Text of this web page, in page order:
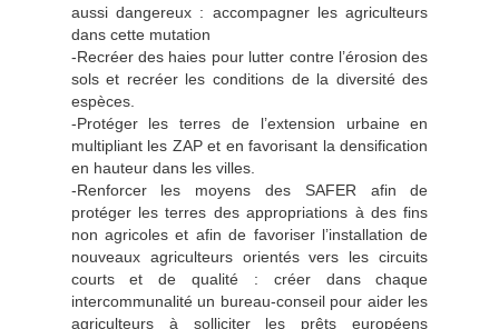
aussi dangereux : accompagner les agriculteurs
dans cette mutation
-Recréer des haies pour lutter contre l’érosion des
sols et recréer les conditions de la diversité des
espèces.
-Protéger les terres de l’extension urbaine en
multipliant les ZAP et en favorisant la densification
en hauteur dans les villes.
-Renforcer les moyens des SAFER afin de
protéger les terres des appropriations à des fins
non agricoles et afin de favoriser l’installation de
nouveaux agriculteurs orientés vers les circuits
courts et de qualité : créer dans chaque
intercommunalité un bureau-conseil pour aider les
agriculteurs à solliciter les prêts européens